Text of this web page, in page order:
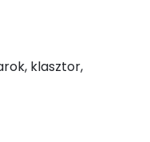
klasztor,